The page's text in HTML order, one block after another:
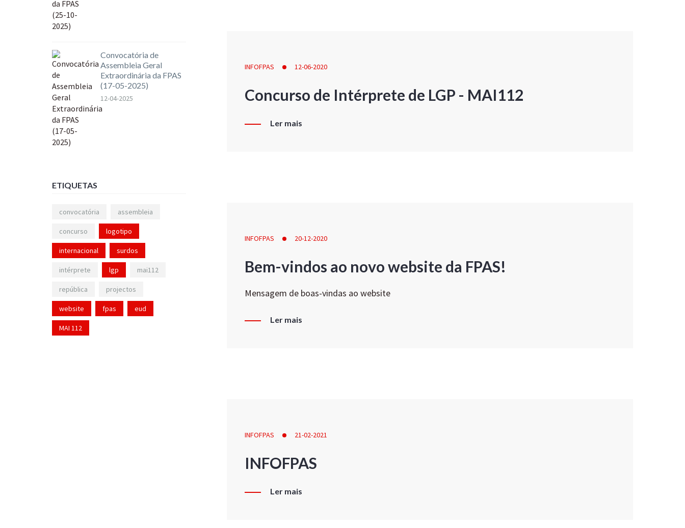
INFOFPAS 12-06-2020
Concurso de Intérprete de LGP - MAI112
Ler mais
INFOFPAS 20-12-2020
Bem-vindos ao novo website da FPAS!
Mensagem de boas-vindas ao website
Ler mais
INFOFPAS 21-02-2021
INFOFPAS
Ler mais
Convocatória de
Assembleia Geral
Extraordinária da FPAS
(17-05-2025)
12-04-2025
ETIQUETAS
convocatória assembleia
concurso logotipo
internacional surdos
intérprete lgp mai112
república projectos
website fpas eud
MAI 112